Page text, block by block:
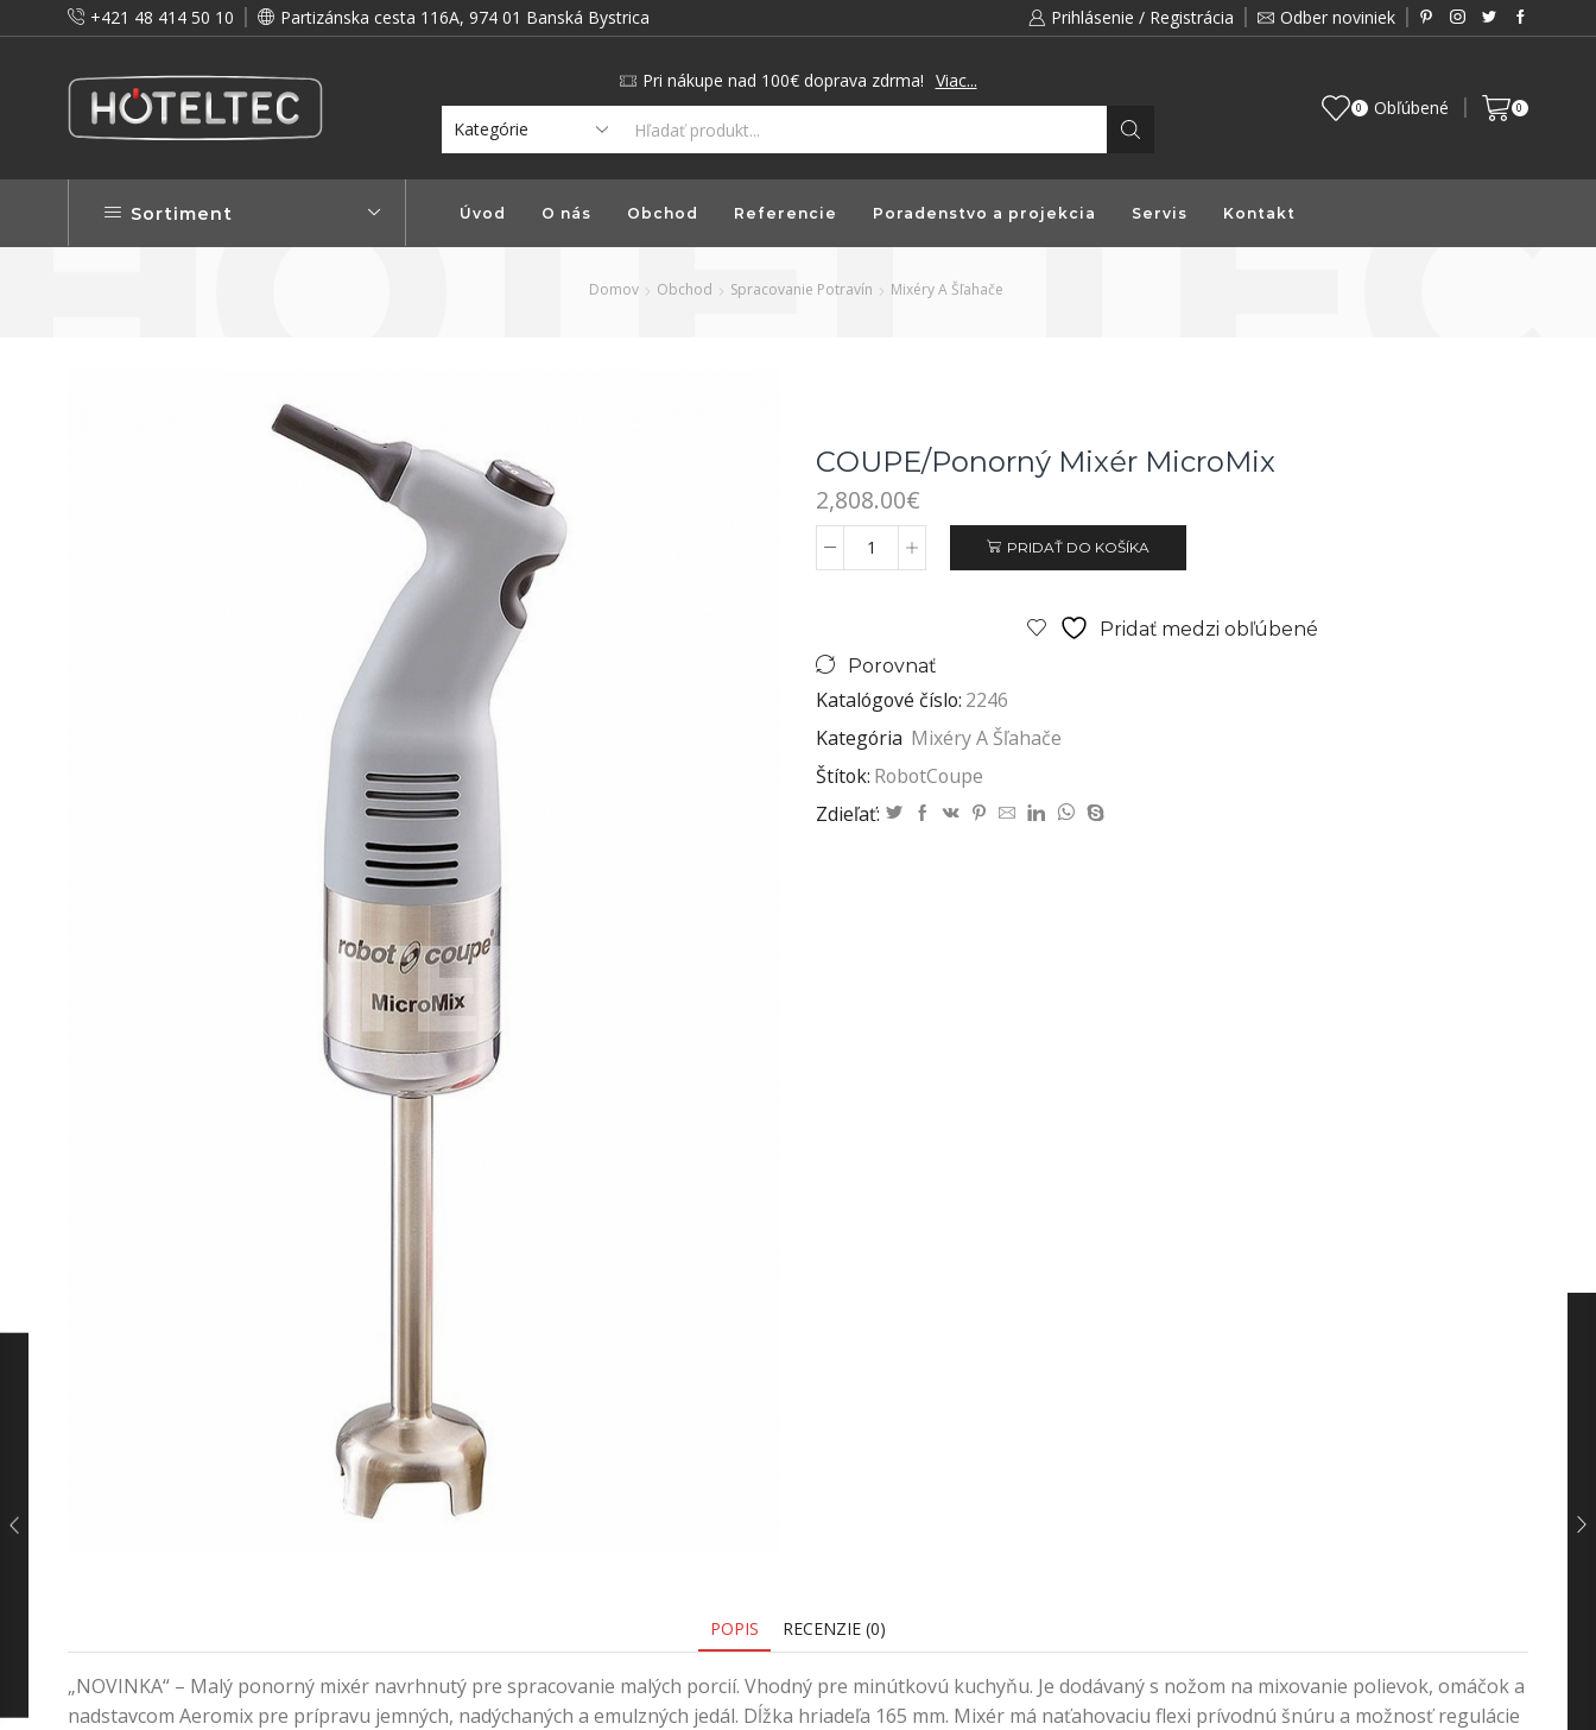
+421 48 414 50 10 Partizánska cesta 116A, 974 01 Banská Bystrica Prihlásenie / Registrácia Odber noviniek
a preto vám prinášame vernostné zľavy! Pri nákupe nad 100€ doprava zdrma! Viac...
0 Obľúbené 0
Sortiment Úvod O nás Obchod Referencie Poradenstvo a projekcia Servis Kontakt
Domov Obchod Spracovanie Potravín Mixéry A Šľahače
COUPE/Ponorný Mixér MicroMix
2,808.00€
PRIDAŤ DO KOŠÍKA
Pridať medzi obľúbené
Porovnať
Katalógové číslo: 2246
Kategória Mixéry A Šľahače
Štítok: RobotCoupe
Zdieľať:
POPIS RECENZIE (0)
„NOVINKA“ – Malý ponorný mixér navrhnutý pre spracovanie malých porcií. Vhodný pre minútkovú kuchyňu. Je dodávaný s nožom na mixovanie polievok, omáčok a
nadstavcom Aeromix pre prípravu jemných, nadýchaných a emulzných jedál. Dĺžka hriadeľa 165 mm. Mixér má naťahovaciu flexi prívodnú šnúru a možnosť regulácie